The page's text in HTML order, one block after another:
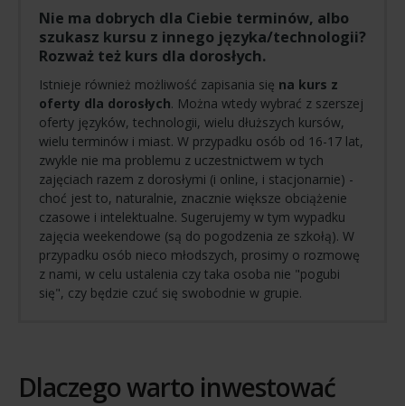
Nie ma dobrych dla Ciebie terminów, albo
szukasz kursu z innego języka/technologii?
Rozważ też kurs dla dorosłych.
Istnieje również możliwość zapisania się na kurs z
oferty dla dorosłych. Można wtedy wybrać z szerszej
oferty języków, technologii, wielu dłuższych kursów,
wielu terminów i miast. W przypadku osób od 16-17 lat,
zwykle nie ma problemu z uczestnictwem w tych
zajęciach razem z dorosłymi (i online, i stacjonarnie) -
choć jest to, naturalnie, znacznie większe obciążenie
czasowe i intelektualne. Sugerujemy w tym wypadku
zajęcia weekendowe (są do pogodzenia ze szkołą). W
przypadku osób nieco młodszych, prosimy o rozmowę
z nami, w celu ustalenia czy taka osoba nie "pogubi
się", czy będzie czuć się swobodnie w grupie.
Dlaczego warto inwestować